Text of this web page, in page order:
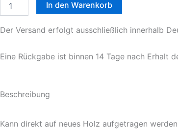
In den Warenkorb
Der Versand erfolgt ausschließlich innerhalb
Eine Rückgabe ist binnen 14 Tage nach Erhalt
Beschreibung
Kann direkt auf neues Holz aufgetragen